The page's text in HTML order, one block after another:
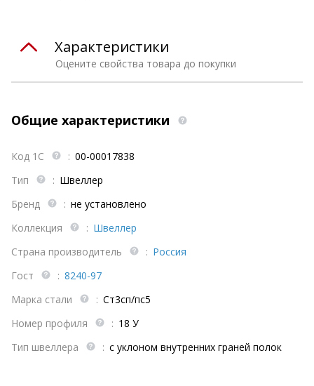
Оцените свойства товара до покупки
Характеристики
Общие характеристики
Код 1С : 00-00017838
Тип
: Швеллер
Бренд
: не установлено
Коллекция
: Швеллер
Страна производитель
: Россия
Гост
: 8240-97
Марка стали
: Ст3сп/пс5
Номер профиля
: 18 У
Тип швеллера
: с уклоном внутренних граней полок